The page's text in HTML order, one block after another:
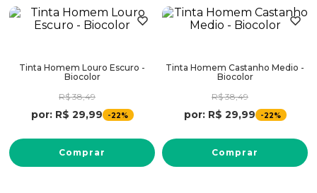
Tinta Homem Louro Escuro -
Biocolor
R$ 38,49
por: R$ 29,99 -22%
Comprar
Tinta Homem Castanho Medio -
Biocolor
R$ 38,49
por: R$ 29,99 -22%
Comprar